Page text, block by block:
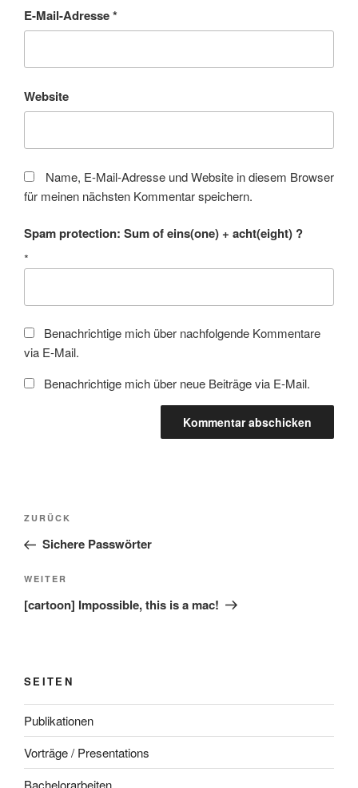
E-Mail-Adresse*
Website
Name, E-Mail-Adresse und Website in diesem Browser
für meinen nächsten Kommentar speichern.
Spam protection: Sum of eins(one) + acht(eight) ?
*
Benachrichtige mich über nachfolgende Kommentare
via E-Mail.
Benachrichtige mich über neue Beiträge via E-Mail.
Beitragsnavigation
Vorheriger
Beitrag
ZURÜCK
Sichere Passwörter
Nächster
Beitrag
WEITER
[cartoon] Impossible, this is a mac!
SEITEN
Publikationen
Vorträge / Presentations
Bachelorarbeiten